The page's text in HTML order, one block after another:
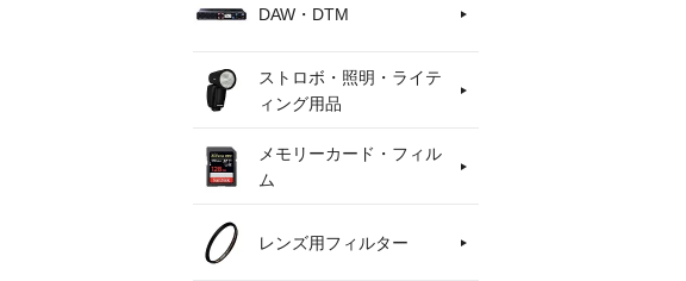
DAW・DTM
ストロボ・照明・ライテ
ィング用品
メモリーカード・フィル
ム
レンズ用フィルター